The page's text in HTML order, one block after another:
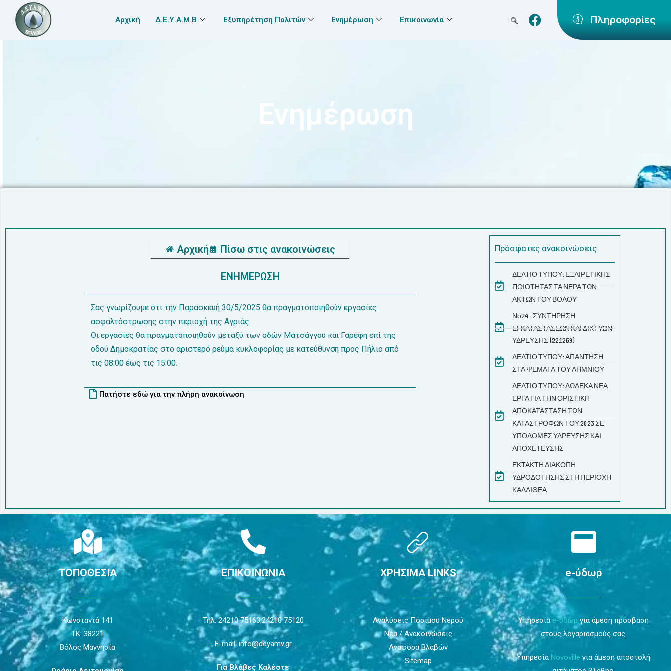
Αρχική Δ.Ε.Υ.Α.Μ.Β Εξυπηρέτηση Πολιτών Ενημέρωση Επικοινωνία Πληροφορίες
Ενημέρωση
Αρχική Πίσω στις ανακοινώσεις
ΕΝΗΜΕΡΩΣΗ
Σας γνωρίζουμε ότι την Παρασκευή 30/5/2025 θα πραγματοποιηθούν εργασίες
ασφαλτόστρωσης στην περιοχή της Αγριάς.
Οι εργασίες θα πραγματοποιηθούν μεταξύ των οδών Ματσάγγου και Γαρέφη επί της
οδού Δημοκρατίας στο αριστερό ρεύμα κυκλοφορίας με κατεύθυνση προς Πήλιο από
τις 08:00 έως τις 15:00.
Πατήστε εδώ για την πλήρη ανακοίνωση
Πρόσφατες ανακοινώσεις
ΔΕΛΤΙΟ ΤΥΠΟΥ: ΕΞΑΙΡΕΤΙΚΗΣ
ΠΟΙΟΤΗΤΑΣ ΤΑ ΝΕΡΑ ΤΩΝ
ΑΚΤΩΝ ΤΟΥ ΒΟΛΟΥ
Νο74 - ΣΥΝΤΗΡΗΣΗ
ΕΓΚΑΤΑΣΤΑΣΕΩΝ ΚΑΙ ΔΙΚΤΥΩΝ
ΥΔΡΕΥΣΗΣ (221269)
ΔΕΛΤΙΟ ΤΥΠΟΥ: ΑΠΑΝΤΗΣΗ
ΣΤΑ ΨΕΜΑΤΑ ΤΟΥ ΛΗΜΝΙΟΥ
ΔΕΛΤΙΟ ΤΥΠΟΥ: ΔΩΔΕΚΑ ΝΕΑ
ΕΡΓΑ ΓΙΑ ΤΗΝ ΟΡΙΣΤΙΚΗ
ΑΠΟΚΑΤΑΣΤΑΣΗ ΤΩΝ
ΚΑΤΑΣΤΡΟΦΩΝ ΤΟΥ 2023 ΣΕ
ΥΠΟΔΟΜΕΣ ΥΔΡΕΥΣΗΣ ΚΑΙ
ΑΠΟΧΕΤΕΥΣΗΣ
ΕΚΤΑΚΤΗ ΔΙΑΚΟΠΗ
ΥΔΡΟΔΟΤΗΣΗΣ ΣΤΗ ΠΕΡΙΟΧΗ
ΚΑΛΛΙΘΕΑ
ΤΟΠΟΘΕΣΙΑ
Κωνσταντά 141
ΤΚ: 38221
Βόλος Μαγνησία
ΕΠΙΚΟΙΝΩΝΙΑ
Τηλ: 24210 75163,24210 75120
E-mail: info@deyamv.gr
Για Βλάβες Καλέστε
ΧΡΗΣΙΜΑ LINKS
Αναλύσεις Πόσιμου Νερού
Νέα / Ανακοινώσεις
Αναφόρα Βλαβών
Sitemap
e-ύδωρ
Υπηρεσία e-ύδωρ για άμεση πρόσβαση
στους λογαριασμούς σας.
Υπηρεσία Novoville για άμεση αποστολή